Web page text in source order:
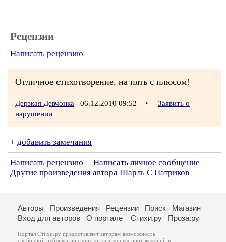
Рецензии
Написать рецензию
Отличное стихотворение, на пять с плюсом!
Дерзкая Девчонка 06.12.2010 09:52 •
Заявить о
нарушении
+ добавить замечания
Написать рецензию
Написать личное сообщение
Другие произведения автора Шарль С Патриков
Авторы Произведения Рецензии Поиск
Магазин
Вход для авторов
О портале Стихи.ру Проза.ру
Портал Стихи.ру предоставляет авторам возможность
свободной публикации своих литературных произведений в